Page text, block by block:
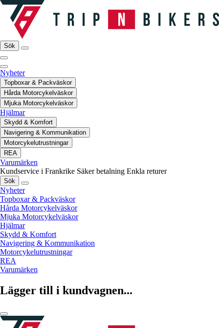
Sök
Nyheter
Topboxar & Packväskor
Hårda Motorcykelväskor
Mjuka Motorcykelväskor
Hjälmar
Skydd & Komfort
Navigering & Kommunikation
Motorcykelutrustningar
REA
Varumärken
Kundservice i Frankrike Säker betalning Enkla returer
Sök
Nyheter
Topboxar & Packväskor
Hårda Motorcykelväskor
Mjuka Motorcykelväskor
Hjälmar
Skydd & Komfort
Navigering & Kommunikation
Motorcykelutrustningar
REA
Varumärken
Lägger till i kundvagnen...